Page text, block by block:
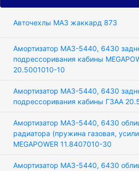
Авточехлы МАЗ жаккард 873
Амортизатор МАЗ-5440, 6430
подрессоривания кабины
20.5001010-10
Амортизатор МАЗ-5440, 6430
подрессоривания кабины ГЗАА
Амортизатор МАЗ-5440, 6430
радиатора (пружина газовая,
MEGAPOWER 11.8407010-30
Амортизатор МАЗ-5440, 6430